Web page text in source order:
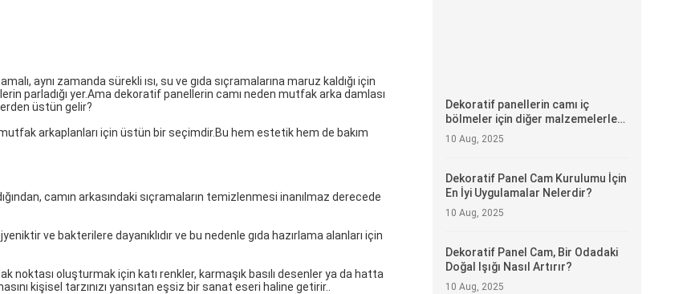
aynı zamanda sürekli ısı, su ve gıda sıçramalarına maruz kaldığı için
parladığı yer.Ama dekoratif panellerin camı neden mutfak arka damlası
üstün gelir?
arkaplanları için üstün bir seçimdir.Bu hem estetik hem de bakım
camın arkasındaki sıçramaların temizlenmesi inanılmaz derecede
ve bakterilere dayanıklıdır ve bu nedenle gıda hazırlama alanları için
noktası oluşturmak için katı renkler, karmaşık basılı desenler ya da hatta
kişisel tarzınızı yansıtan eşsiz bir sanat eseri haline getirir..
Dekoratif panellerin camı iç
bölmeler için diğer malzemelerle
nasıl karşılaştırılır?
10 Aug, 2025
Dekoratif Panel Cam Kurulumu İçin
En İyi Uygulamalar Nelerdir?
10 Aug, 2025
Dekoratif Panel Cam, Bir Odadaki
Doğal Işığı Nasıl Artırır?
10 Aug, 2025